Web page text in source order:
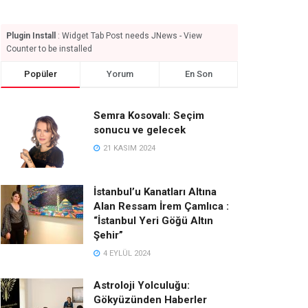
Plugin Install
: Widget Tab Post needs JNews - View
Counter to be installed
Popüler Yorum En Son
Semra Kosovalı: Seçim
sonucu ve gelecek
21 KASIM 2024
İstanbul’u Kanatları Altına
Alan Ressam İrem Çamlıca :
“İstanbul Yeri Göğü Altın
Şehir”
4 EYLÜL 2024
Astroloji Yolculuğu:
Gökyüzünden Haberler